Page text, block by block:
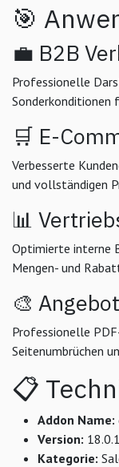
🎯
💼 B2B
Professionelle
Sonderkonditionen
🛒 E-
Verbesserte
und vollständigen
📊
Optimierte interne
Mengen- und
🎨
Professionelle
Seitenumbrüchen
📋
Addon Name:
Version:
Kategorie: